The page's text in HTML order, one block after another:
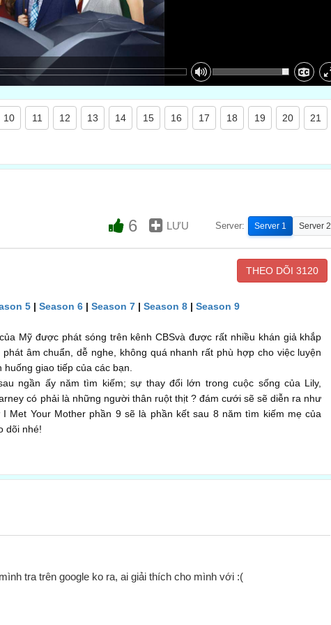
10 11 12 13 14 15 16 17 18 19 20 21
6 LƯU Server: Server 1 Server 2
THEO DÕI 3120
5| Season 6| Season 7| Season 8| Season 9
Mỹ được phát sóng trên kênh CBSvà được rất nhiều khán giả khắp
âm chuẩn, dễ nghe, không quá nhanh rất phù hợp cho việc luyện
giao tiếp của các bạn.
ngần ấy năm tìm kiếm; sự thay đổi lớn trong cuộc sống của Lily,
có phải là những người thân ruột thịt ? đám cưới sẽ sẽ diễn ra như
Met Your Mother phần 9 sẽ là phần kết sau 8 năm tìm kiếm mẹ của
dõi nhé!
tra trên google ko ra, ai giải thích cho mình với :(